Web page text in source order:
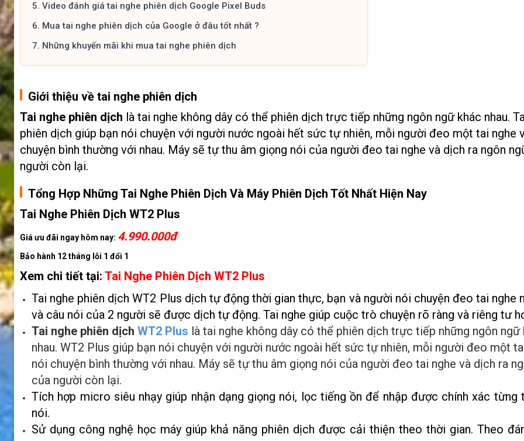
5. Video đánh giá tai nghe phiên dịch Google Pixel Buds
6. Mua tai nghe phiên dịch của Google ở đâu tốt nhất ?
7. Những khuyến mãi khi mua tai nghe phiên dịch
Giới thiệu về tai nghe phiên dịch
Tai nghe phiên dịch là tai nghe không dây có thể phiên dịch trực tiếp những ngôn ngữ khác nhau.
phiên dịch giúp bạn nói chuyện với người nước ngoài hết sức tự nhiên, mỗi người đeo một tai nghe
chuyện bình thường với nhau. Máy sẽ tự thu âm giọng nói của người đeo tai nghe và dịch ra ngôn
người còn lại.
Tổng Hợp Những Tai Nghe Phiên Dịch Và Máy Phiên Dịch Tốt Nhất Hiện Nay
Tai Nghe Phiên Dịch WT2 Plus
Giá ưu đãi ngay hôm nay: 4.990.000đ
Bảo hành 12 tháng lỗi 1 đổi 1
Xem chi tiết tại: Tai Nghe Phiên Dịch WT2 Plus
Tai nghe phiên dịch WT2 Plus dịch tự động thời gian thực, bạn và người nói chuyện đeo tai nghe
và câu nói của 2 người sẽ được dịch tự động. Tai nghe giúp cuộc trò chuyện rõ ràng và riêng tư
Tai nghe phiên dịch WT2 Plus là tai nghe không dây có thể phiên dịch trực tiếp những ngôn ngữ
nhau. WT2 Plus giúp bạn nói chuyện với người nước ngoài hết sức tự nhiên, mỗi người đeo một
nói chuyện bình thường với nhau. Máy sẽ tự thu âm giọng nói của người đeo tai nghe và dịch ra
của người còn lại.
Tích hợp micro siêu nhạy giúp nhận dạng giọng nói, lọc tiếng ồn để nhập được chính xác từng
nói.
Sử dụng công nghệ học máy giúp khả năng phiên dịch được cải thiện theo thời gian. Theo